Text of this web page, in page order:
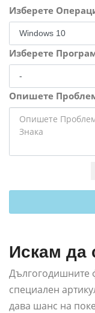
Изберете
Изберете
Опишете
Искам да
Дългогодишните
специален
дава шанс на